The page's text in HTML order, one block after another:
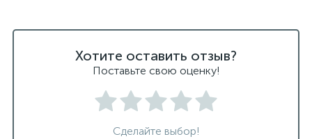
Хотите оставить отзыв?
Поставьте свою оценку!
Сделайте выбор!